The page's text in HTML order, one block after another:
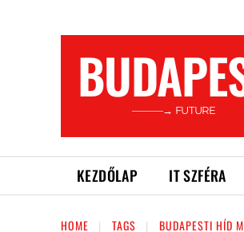
———→ FUTURE
KEZDŐLAP IT SZFÉRA
HOME TAGS BUDAPESTI HÍD